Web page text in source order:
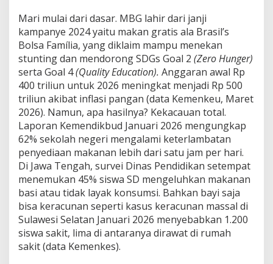
Mari mulai dari dasar. MBG lahir dari janji
kampanye 2024 yaitu makan gratis ala Brasil’s
Bolsa Família, yang diklaim mampu menekan
stunting dan mendorong SDGs Goal 2 (Zero Hunger)
serta Goal 4(Quality Education). Anggaran awal Rp
400 triliun untuk 2026 meningkat menjadi Rp 500
triliun akibat inflasi pangan (data Kemenkeu, Maret
2026). Namun, apa hasilnya? Kekacauan total.
Laporan Kemendikbud Januari 2026 mengungkap
62% sekolah negeri mengalami keterlambatan
penyediaan makanan lebih dari satu jam per hari.
Di Jawa Tengah, survei Dinas Pendidikan setempat
menemukan 45% siswa SD mengeluhkan makanan
basi atau tidak layak konsumsi. Bahkan bayi saja
bisa keracunan seperti kasus keracunan massal di
Sulawesi Selatan Januari 2026 menyebabkan 1.200
siswa sakit, lima di antaranya dirawat di rumah
sakit (data Kemenkes).